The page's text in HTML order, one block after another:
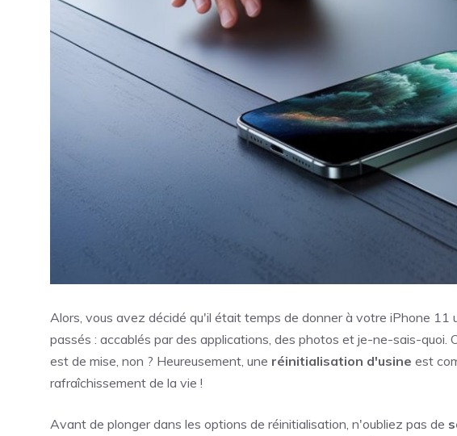
Alors, vous avez décidé qu'il était temps de donner à votre iPhone 11
passés : accablés par des applications, des photos et je-ne-sais-quoi.
est de mise, non ? Heureusement, une réinitialisation d'usine est
rafraîchissement de la vie !
Avant de plonger dans les options de réinitialisation, n'oubliez pas de